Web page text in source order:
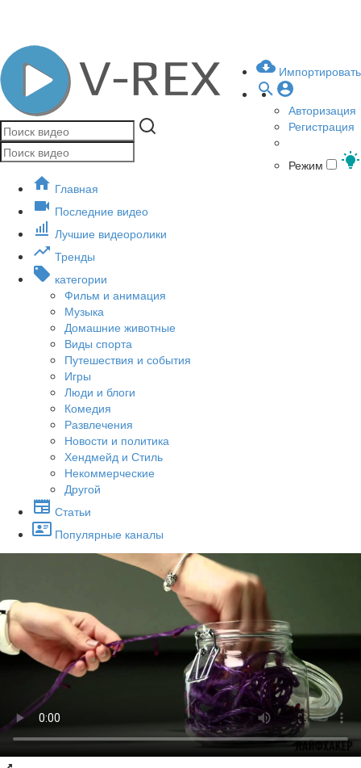
Импортировать
Авторизация
Регистрация
Режим
Главная
Последние видео
Лучшие видеоролики
Тренды
категории
Фильм и анимация
Музыка
Домашние животные
Виды спорта
Путешествия и события
Игры
Люди и блоги
Комедия
Развлечения
Новости и политика
Хендмейд и Стиль
Некоммерческие
Другой
Статьи
Популярные каналы